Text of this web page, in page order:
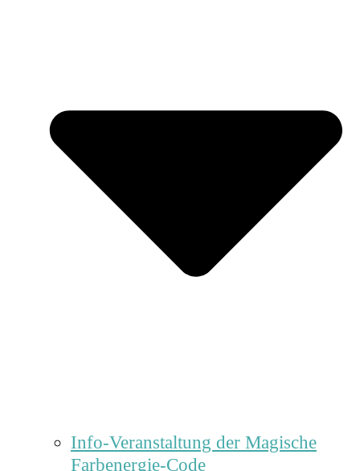
Info-Veranstaltung der Magische
Farbenergie-Code